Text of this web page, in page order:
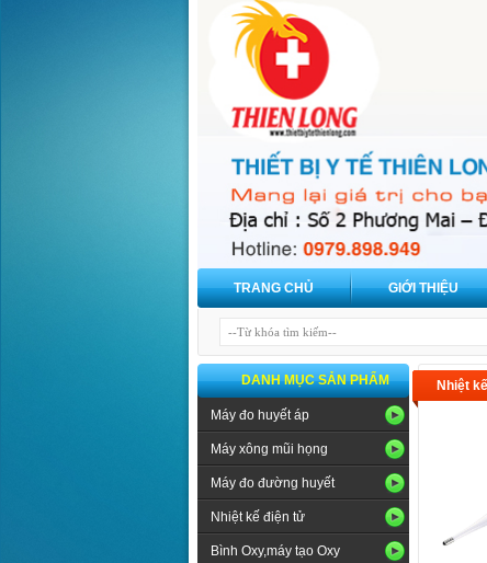
TRANG CHỦ GIỚI THIỆU
DANH MỤC SẢN PHẨM
Máy đo huyết áp
Máy xông mũi họng
Máy đo đường huyết
Nhiệt kế điện tử
Bình Oxy,máy tạo Oxy
Nhiệt